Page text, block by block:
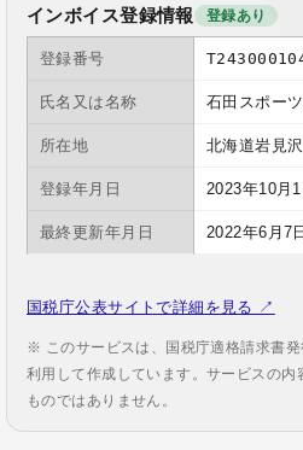
インボイス登録情報 登録あり
登録番号
氏名又は名称 石田スポー
所在地 北海道岩見
登録年月日 2023年10月1
最終更新年月日 2022年6月7日
国税庁公表サイトで詳細を見る ↗
※ このサービスは、国税庁適格請求書
利用して作成しています。サービスの内
ものではありません。